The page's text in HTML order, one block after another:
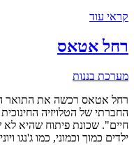
קראי עוד
רחל אטאס
מערכת בננות
רחל אטאס רכשה את התואר
החברתי של הטלויזיה
חיים". שכונת פיתוח שהיא לא
ילדים כמוך וכמוני, כמו ג'נגו